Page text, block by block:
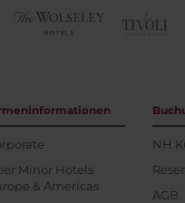
Minor Hotels
& Americas
NH
AGB